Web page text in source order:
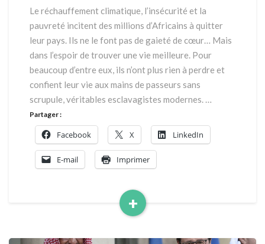
conditionnée
développement
de
l’Afrique
Le réchauffement climatique, l’insécurité et la
pauvreté incitent des millions d’Africains à quitter
leur pays. Ils ne le font pas de gaieté de cœur… Mais
dans l’espoir de trouver une vie meilleure. Pour
beaucoup d’entre eux, ils n’ont plus rien à perdre et
confient leur vie aux mains de passeurs sans
scrupule, véritables esclavagistes modernes. …
+
Read
Partager :
Facebook X LinkedIn
E-mail Imprimer